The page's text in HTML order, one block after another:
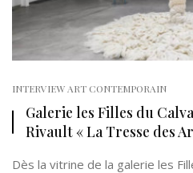
INTERVIEW ART CONTEMPORAIN
Galerie les Filles du
Rivault « La Tresse des
Dès la vitrine de la galerie les